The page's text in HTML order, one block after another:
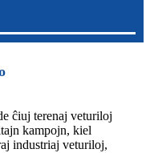
ĉiuj terenaj veturiloj
kampojn, kiel
industriaj veturiloj,